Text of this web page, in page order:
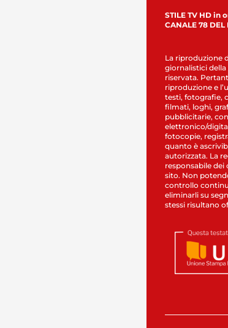
STILE TV HD in
CANALE 78 DEL
La riproduzione
giornalistici della
riservata.
riproduzione e
testi, fotografie,
filmati, loghi,
pubblicitarie,
elettronico/
fotocopie,
quanto è
autorizzata. La
responsabile
sito. Non
controllo
eliminarli su
stessi risultano